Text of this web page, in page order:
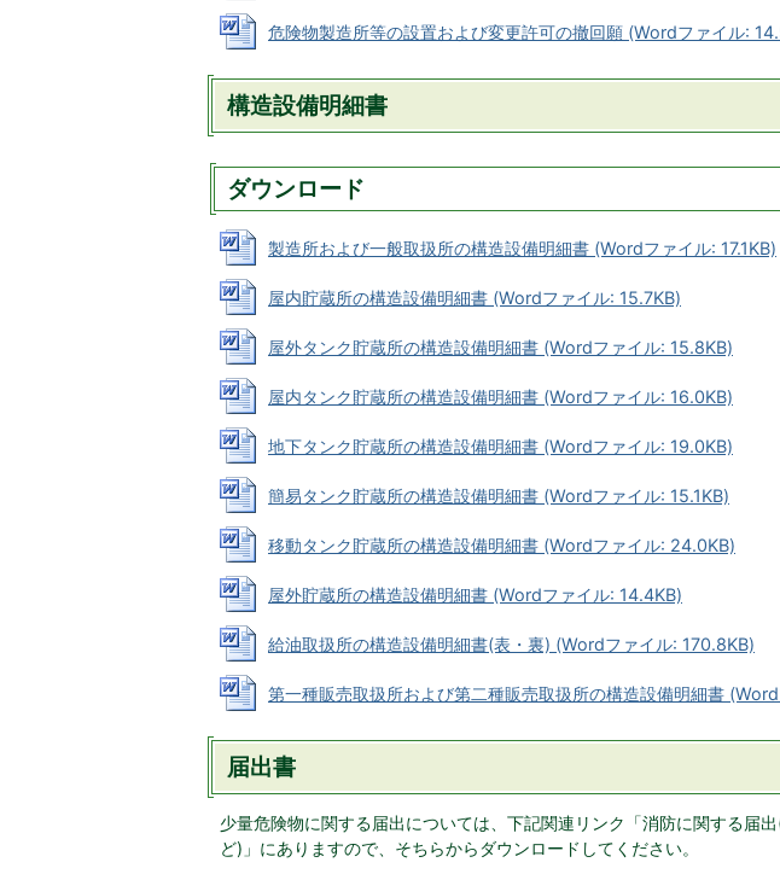
危険物製造所等の設置および変更許可の撤回願 (Wordファイル:
構造設備明細書
ダウンロード
製造所および一般取扱所の構造設備明細書 (Wordファイル: 17.1KB)
屋内貯蔵所の構造設備明細書 (Wordファイル: 15.7KB)
屋外タンク貯蔵所の構造設備明細書 (Wordファイル: 15.8KB)
屋内タンク貯蔵所の構造設備明細書 (Wordファイル: 16.0KB)
地下タンク貯蔵所の構造設備明細書 (Wordファイル: 19.0KB)
簡易タンク貯蔵所の構造設備明細書 (Wordファイル: 15.1KB)
移動タンク貯蔵所の構造設備明細書 (Wordファイル: 24.0KB)
屋外貯蔵所の構造設備明細書 (Wordファイル: 14.4KB)
給油取扱所の構造設備明細書(表・裏) (Wordファイル: 170.8KB)
第一種販売取扱所および第二種販売取扱所の構造設備明細書
届出書
少量危険物に関する届出については、下記関連リンク「消防に関する届
ど)」にありますので、そちらからダウンロードしてください。